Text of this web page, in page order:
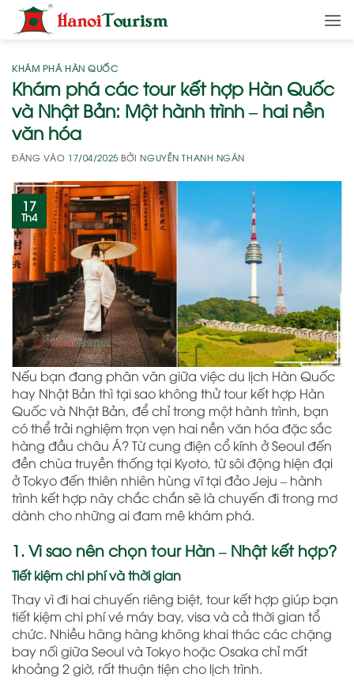
qua
dungKHÁM PHÁ HÀN QUỐC
Khám phá các tour kết hợp Hàn Quốc
và Nhật Bản: Một hành trình – hai nền
văn hóa
ĐĂNG VÀO 17/04/2025 BỞINGUYỄN THANH NGÂN
17
Th4
Nếu bạn đang phân vân giữa việc du lịch Hàn Quốc
hay Nhật Bản thì tại sao không thử tour kết hợp Hàn
Quốc và Nhật Bản, để chỉ trong một hành trình, bạn
có thể trải nghiệm trọn vẹn hai nền văn hóa đặc sắc
hàng đầu châu Á? Từ cung điện cổ kính ở Seoul đến
đền chùa truyền thống tại Kyoto, từ sôi động hiện đại
ở Tokyo đến thiên nhiên hùng vĩ tại đảo Jeju – hành
trình kết hợp này chắc chắn sẽ là chuyến đi trong mơ
dành cho những ai đam mê khám phá.
1. Vì sao nên chọn tour Hàn – Nhật kết hợp?
Tiết kiệm chi phí và thời gian
Thay vì đi hai chuyến riêng biệt, tour kết hợp giúp bạn
tiết kiệm chi phí vé máy bay, visa và cả thời gian tổ
chức. Nhiều hãng hàng không khai thác các chặng
bay nối giữa Seoul và Tokyo hoặc Osaka chỉ mất
khoảng 2 giờ, rất thuận tiện cho lịch trình.